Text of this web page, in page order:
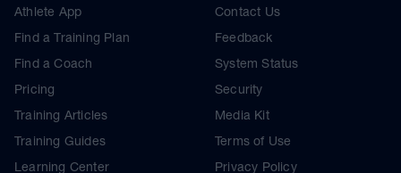
Athlete App
Find a Training Plan
Find a Coach
Pricing
Training Articles
Training Guides
Learning Center
Contact Us
Feedback
System Status
Security
Media Kit
Terms of Use
Privacy Policy